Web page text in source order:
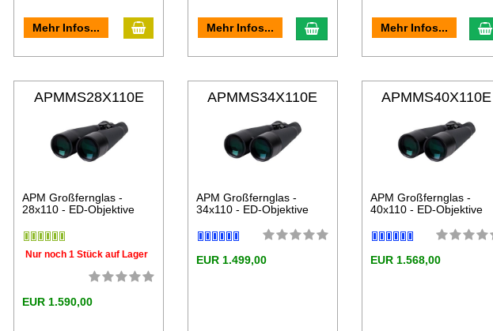
Mehr Infos... Mehr Infos... Mehr Infos...
APMMS28X110E
APM Großfernglas -
28x110 - ED-Objektive
Nur noch 1 Stück auf Lager
EUR 1.590,00
APMMS34X110E
APM Großfernglas -
34x110 - ED-Objektive
EUR 1.499,00
APMMS40X110E
APM Großfernglas -
40x110 - ED-Objektive
EUR 1.568,00